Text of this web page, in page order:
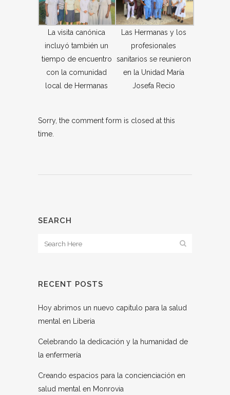
La visita canónica
incluyó también un
tiempo de encuentro
con la comunidad
local de Hermanas
Las Hermanas y los
profesionales
sanitarios se reunieron
en la Unidad María
Josefa Recio
Sorry, the comment form is closed at this
time.
SEARCH
RECENT POSTS
Hoy abrimos un nuevo capítulo para la salud
mental en Liberia
Celebrando la dedicación y la humanidad de
la enfermería
Creando espacios para la concienciación en
salud mental en Monrovia